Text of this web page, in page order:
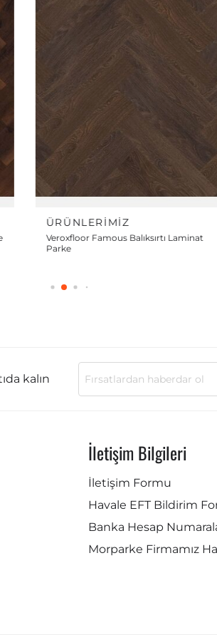
ÜRÜNLERIMIZ
Veroxfloor Diamond
kalın
İletişim Bilgileri
İletişim Formu
Havale EFT Bildirim
Banka Hesap
Morparke Firmamız